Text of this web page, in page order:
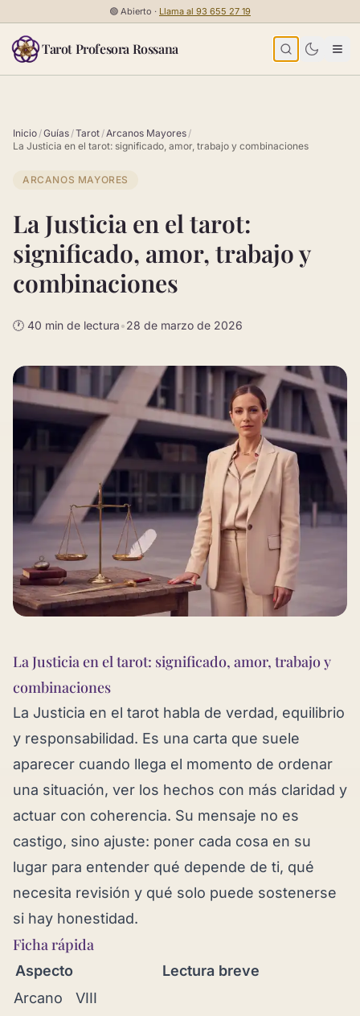
Saltar al contenido🟢 Abierto · Llama al 93 655 27 19
Tarot Profesora Rossana
Inicio /Guías /Tarot /Arcanos Mayores /
La Justicia en el tarot: significado, amor, trabajo y combinaciones
ARCANOS MAYORES
La Justicia en el tarot:
significado, amor, trabajo y
combinaciones
🕐 40 min de lectura•28 de marzo de 2026
La Justicia en el tarot: significado, amor, trabajo y
combinaciones
La Justicia en el tarot habla de verdad, equilibrio
y responsabilidad. Es una carta que suele
aparecer cuando llega el momento de ordenar
una situación, ver los hechos con más claridad y
actuar con coherencia. Su mensaje no es
castigo, sino ajuste: poner cada cosa en su
lugar para entender qué depende de ti, qué
necesita revisión y qué solo puede sostenerse
si hay honestidad.
Ficha rápida
Aspecto
Lectura breve
Arcano
VIII